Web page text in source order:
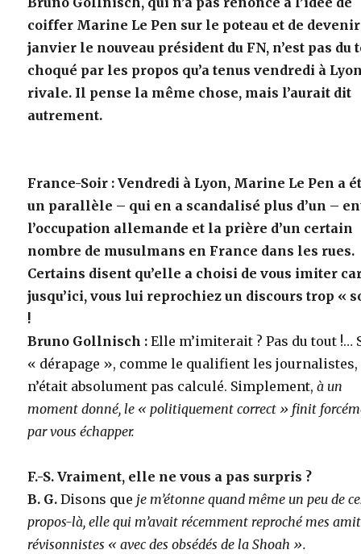
coiffer Marine Le Pen sur le poteau et de
janvier le nouveau président du FN, n’est pas du
choqué par les propos qu’a tenus vendredi à
rivale. Il pense la même chose, mais l’aurait dit
autrement.
France-Soir : Vendredi à Lyon, Marine Le Pen a
un parallèle – qui en a scandalisé plus d’un –
l’occupation allemande et la prière d’un certain
nombre de musulmans en France dans les rues.
Certains disent qu’elle a choisi de vous imiter
jusqu’ici, vous lui reprochiez un discours trop «
!
Bruno Gollnisch : Elle m’imiterait ? Pas du tout !…
« dérapage », comme le qualifient les journalistes,
n’était absolument pas calculé. Simplement,à un
moment donné, le « politiquement correct » finit
par vous échapper.
F.-S. Vraiment, elle ne vous a pas surpris ?
B. G. Disons que je m’étonne quand même un peu de
propos-là, elle qui m’avait récemment reproché mes
révisonnistes « avec des obsédés de la Shoah ».